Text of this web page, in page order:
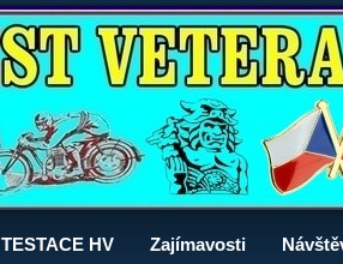
TESTACE HV Zajímavosti